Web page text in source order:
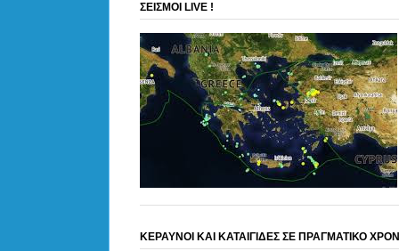
ΣΕΙΣΜΟΙ LIVE !
ΚΕΡΑΥΝΟΙ ΚΑΙ ΚΑΤΑΙΓΙΔΕΣ ΣΕ ΠΡΑΓΜΑΤΙΚΟ